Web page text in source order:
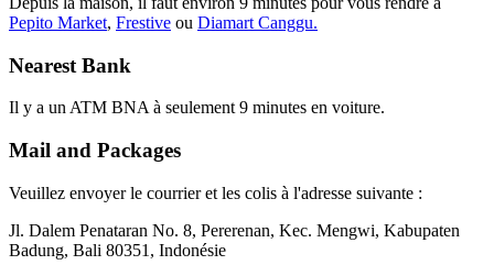
Pepito Market, Frestive ou Diamart Canggu.
Nearest Bank
Il y a un ATM BNA à seulement 9 minutes en voiture.
Mail and Packages
Veuillez envoyer le courrier et les colis à l'adresse suivante :
Jl. Dalem Penataran No. 8, Pererenan, Kec. Mengwi, Kabupaten
Badung, Bali 80351, Indonésie